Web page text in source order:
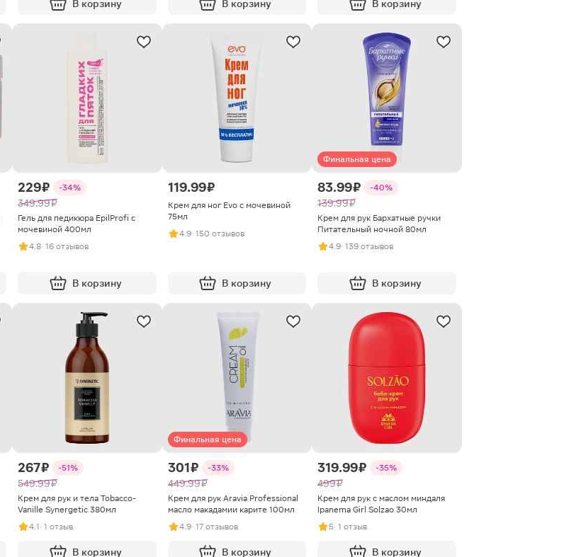
В корзину В корзину В корзину
229 ₽ -34%
349.99 ₽
Гель для педикюра EpilProfi с
мочевиной 400мл
4.8· 16 отзывов
В корзину
119.99 ₽
Крем для ног Evo c мочевиной
75мл
4.9· 150 отзывов
В корзину
Финальная цена
83.99 ₽ -40%
139.99 ₽
Крем для рук Бархатные ручки
Питательный ночной 80мл
4.9· 139 отзывов
В корзину
267 ₽ -51%
549.99 ₽
Крем для рук и тела Tobacco-
Vanille Synergetic 380мл
4.1· 1 отзыв
В корзину
Финальная цена
301 ₽ -33%
449.99 ₽
Крем для рук Aravia Professional
масло макадамии карите 100мл
4.9· 17 отзывов
В корзину
319.99 ₽ -35%
499 ₽
Крем для рук с маслом миндаля
Ipanema Girl Solzao 30мл
5· 1 отзыв
В корзину